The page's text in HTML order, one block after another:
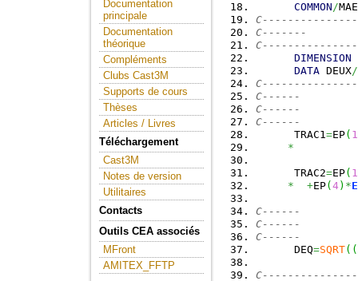
Documentation
principale
Documentation
théorique
Compléments
Clubs Cast3M
Supports de cours
Thèses
Articles / Livres
Téléchargement
Cast3M
Notes de version
Utilitaires
Contacts
Outils CEA associés
MFront
AMITEX_FFTP
COMMON /
C-------
DIMENSION
DATA DEUX/
C------
C------
C------
      TRAC1
=EP( 1
*
      TRAC2
=EP( 1
*
+EP(4) *
C------
C------
C------
      DEQ
=SQRT( (